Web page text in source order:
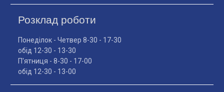
Розклад роботи
Понеділок - Четвер 8-30 - 17-30
обід 12-30 - 13-30
П'ятниця - 8-30 - 17-00
обід 12-30 - 13-00